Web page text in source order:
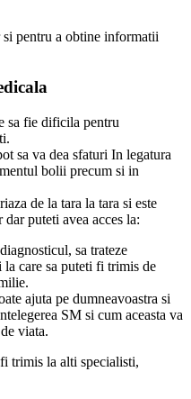
pentru a obtine informatii
sa fie dificila pentru
sa va dea sfaturi In legatura
bolii precum si in
de la tara la tara si este
puteti avea acces la:
sa trateze
care sa puteti fi trimis de
ajuta pe dumneavoastra si
SM si cum aceasta va
viata.
trimis la alti specialisti,